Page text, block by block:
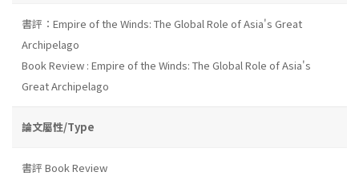
書評：Empire of the Winds: The Global Role of Asia's Great
Archipelago
Book Review : Empire of the Winds: The Global Role of Asia's
Great Archipelago
論文屬性/Type
書評 Book Review